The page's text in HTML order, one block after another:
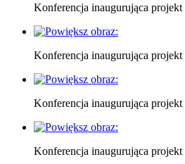
Konferencja inaugurująca projekt
Konferencja inaugurująca projekt
Konferencja inaugurująca projekt
Konferencja inaugurująca projekt